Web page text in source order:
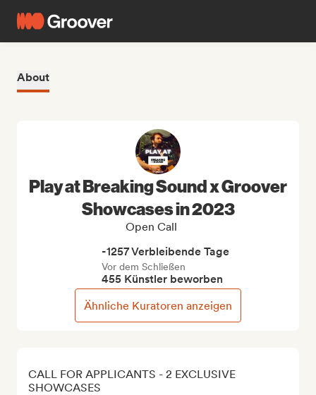
About
CALL FOR APPLICANTS - 2 EXCLUSIVE
SHOWCASES
Play at Breaking Sound x Groover
Showcases in 2023
Open Call
-1257 Verbleibende Tage
Vor dem Schließen
455 Künstler beworben
Ähnliche Kuratoren anzeigen